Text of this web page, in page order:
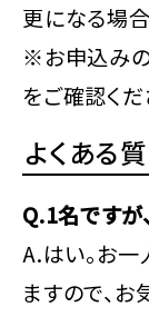
更になる場
※お申込み
をご確認くだ
よくある
Q.1名ですが
A.はい。お
ますので、お